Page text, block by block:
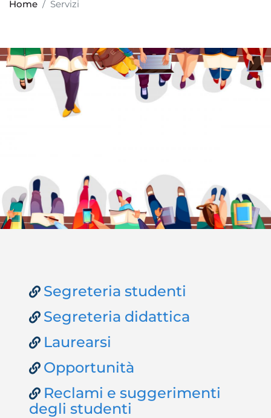
Home Servizi
Segreteria studenti
Segreteria didattica
Laurearsi
Opportunità
Reclami e suggerimenti
degli studenti